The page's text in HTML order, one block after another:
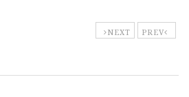
PREV
NEXT